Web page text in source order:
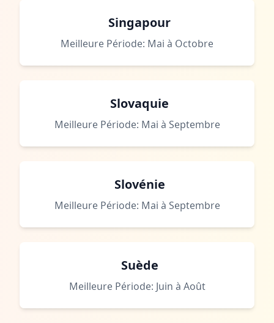
Singapour
Meilleure Période: Mai à Octobre
Slovaquie
Meilleure Période: Mai à Septembre
Slovénie
Meilleure Période: Mai à Septembre
Suède
Meilleure Période: Juin à Août